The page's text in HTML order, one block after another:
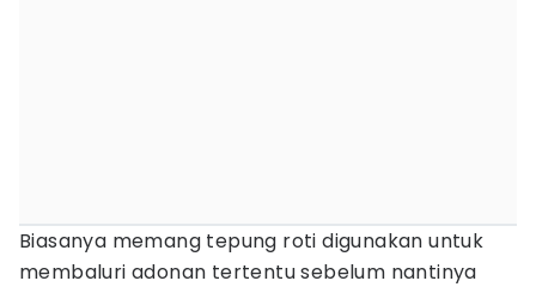
Biasanya memang tepung roti digunakan untuk
membaluri adonan tertentu sebelum nantinya